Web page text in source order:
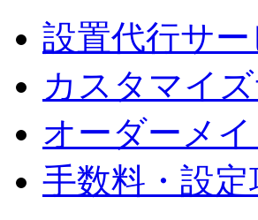
設置代行サー
カスタマイ
オーダーメ
手数料・設